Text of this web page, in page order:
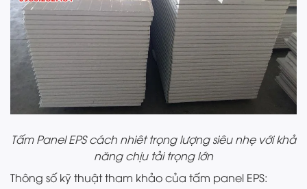
Tấm Panel EPS cách nhiêt trọng lượng siêu nhẹ với khả
năng chịu tải trọng lớn
Thông số kỹ thuật tham khảo của tấm panel EPS: